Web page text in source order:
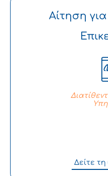
Αίτηση
Δείτε